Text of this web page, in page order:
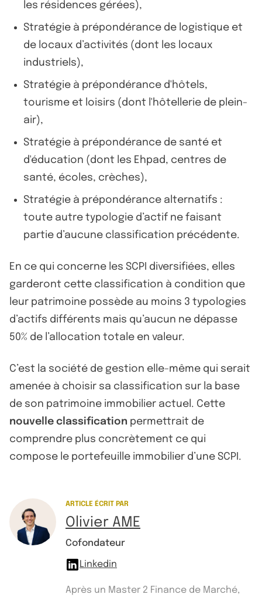
les résidences gérées),
Stratégie à prépondérance de logistique et
de locaux d’activités (dont les locaux
industriels),
Stratégie à prépondérance d'hôtels,
tourisme et loisirs (dont l'hôtellerie de plein-
air),
Stratégie à prépondérance de santé et
d'éducation (dont les Ehpad, centres de
santé, écoles, crèches),
Stratégie à prépondérance alternatifs :
toute autre typologie d’actif ne faisant
partie d’aucune classification précédente.
En ce qui concerne les SCPI diversifiées, elles
garderont cette classification à condition que
leur patrimoine possède au moins 3 typologies
d’actifs différents mais qu’aucun ne dépasse
50% de l’allocation totale en valeur.
C’est la société de gestion elle-même qui serait
amenée à choisir sa classification sur la base
de son patrimoine immobilier actuel. Cette
nouvelle classification permettrait de
comprendre plus concrètement ce qui
compose le portefeuille immobilier d’une SCPI.
ARTICLE ÉCRIT PAR
Olivier AME
Cofondateur
Linkedin
Après un Master 2 Finance de Marché,